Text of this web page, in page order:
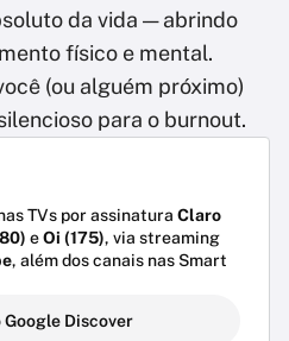
da vida — abrindo
físico e mental.
(ou alguém próximo)
para o burnout.
TVs por assinatura Claro
eOi (175), via streaming
, além dos canais nas Smart
Google Discover